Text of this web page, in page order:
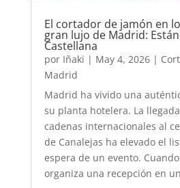
El cortador de jamón en
gran lujo de Madrid:
Castellana
por Iñaki | May 4, 2026|
Madrid
Madrid ha vivido una
su planta hotelera. La
cadenas internacionales al
de Canalejas ha elevado el
espera de un evento.
organiza una recepción en